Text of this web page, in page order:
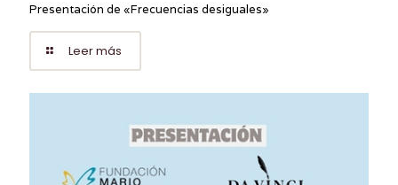
Presentación de «Frecuencias desiguales»
Leer más